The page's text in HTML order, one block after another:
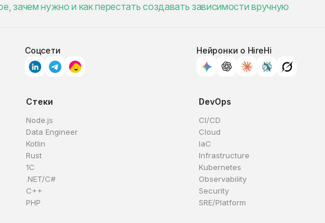
зачем нужно и как перестать создавать зависимости вручную
Соцсети Нейронки о HireHi
Стеки
Node.js
Data Engineer
Kotlin
Rust
1C
.NET/C#
C++
PHP
DevOps
CI/CD
Cloud
IaC
Infrastructure
Kubernetes
Observability
Security
SRE/Platform